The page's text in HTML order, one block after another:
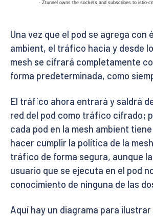
Una vez que el pod se agrega con
ambient, el tráfico hacia y desde
mesh se cifrará completamente
forma predeterminada, como
El tráfico ahora entrará y saldrá
red del pod como tráfico cifrado;
cada pod en la mesh ambient
hacer cumplir la política de la
tráfico de forma segura, aunque
usuario que se ejecuta en el pod
conocimiento de ninguna de las
Aquí hay un diagrama para